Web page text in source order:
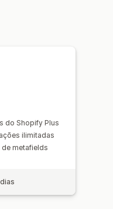
do Shopify Plus
ilimitadas
metafields